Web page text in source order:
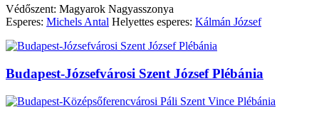
Védőszent: Magyarok Nagyasszonya
Esperes: Michels Antal Helyettes esperes: Kálmán József
Budapest-Józsefvárosi Szent József Plébánia